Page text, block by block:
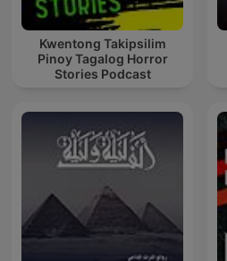
Kwentong Takipsilim
Pinoy Tagalog Horror
Stories Podcast